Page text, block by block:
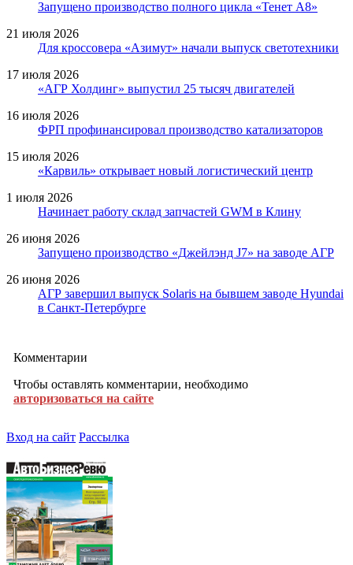
Запущено производство полного цикла «Тенет A8»
21 июля 2026
Для кроссовера «Азимут» начали выпуск светотехники
17 июля 2026
«АГР Холдинг» выпустил 25 тысяч двигателей
16 июля 2026
ФРП профинансировал производство катализаторов
15 июля 2026
«Карвиль» открывает новый логистический центр
1 июля 2026
Начинает работу склад запчастей GWM в Клину
26 июня 2026
Запущено производство «Джейлэнд J7» на заводе АГР
26 июня 2026
АГР завершил выпуск Solaris на бывшем заводе Hyundai
в Санкт-Петербурге
Комментарии
Чтобы оставлять комментарии, необходимо
авторизоваться на сайте
Вход на сайт Рассылка